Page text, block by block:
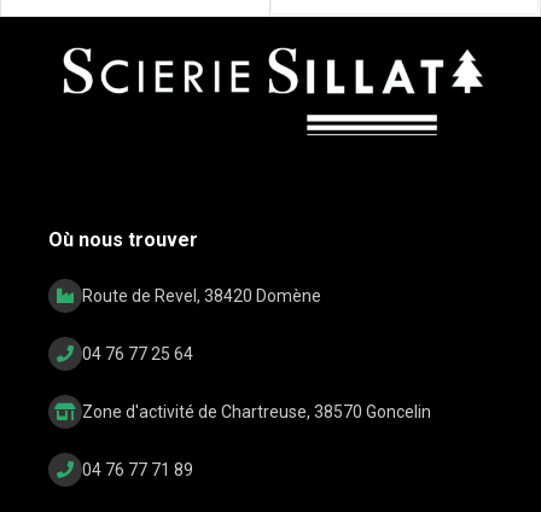
Où nous trouver
Route de Revel, 38420 Domène
04 76 77 25 64
Zone d'activité de Chartreuse, 38570 Goncelin
04 76 77 71 89